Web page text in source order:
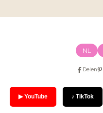
NL
Delen
▶ YouTube ♪ TikTok